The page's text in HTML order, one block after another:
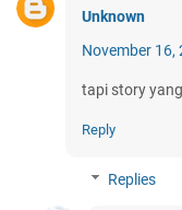
Unknown
November 16,
tapi story
Reply
Replies